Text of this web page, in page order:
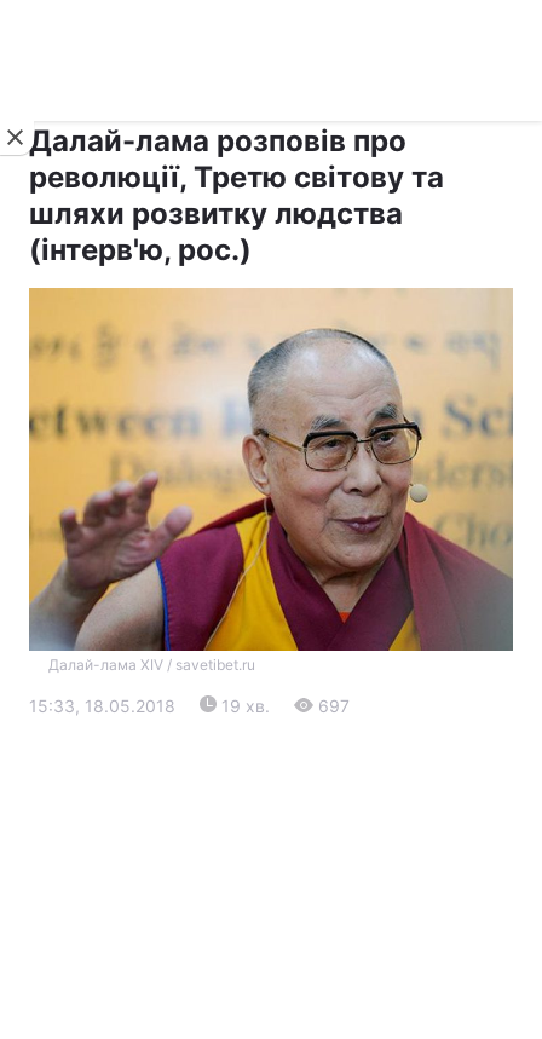
Далай-лама розповів про
революції, Третю світову та
шляхи розвитку людства
(інтерв'ю, рос.)
Далай-лама XIV / savetibet.ru
15:33, 18.05.2018 19 хв. 697